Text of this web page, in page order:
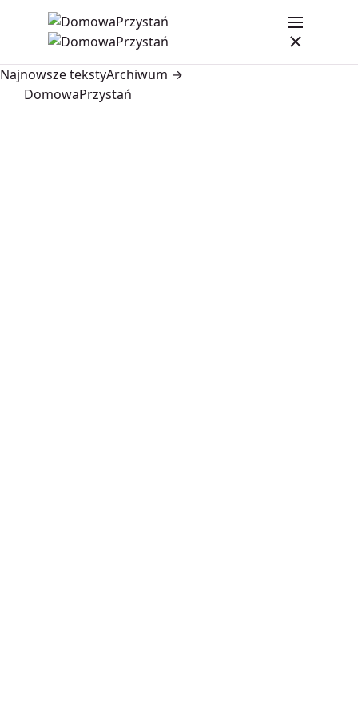
Najnowsze tekstyArchiwum →
DomowaPrzystań